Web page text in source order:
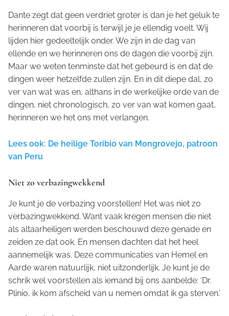
Dante zegt dat geen verdriet groter is dan je het geluk te
herinneren dat voorbij is terwijl je je ellendig voelt. Wij
lijden hier gedeeltelijk onder. We zijn in de dag van
ellende en we herinneren ons de dagen die voorbij zijn.
Maar we weten tenminste dat het gebeurd is en dat de
dingen weer hetzelfde zullen zijn. En in dit diepe dal, zo
ver van wat was en, althans in de werkelijke orde van de
dingen, niet chronologisch, zo ver van wat komen gaat,
herinneren we het ons met verlangen.
Lees ook: De heilige Toribio van Mongrovejo, patroon
van Peru
Niet zo verbazingwekkend
Je kunt je de verbazing voorstellen! Het was niet zo
verbazingwekkend. Want vaak kregen mensen die niet
als altaarheiligen werden beschouwd deze genade en
zeiden ze dat ook. En mensen dachten dat het heel
aannemelijk was. Deze communicaties van Hemel en
Aarde waren natuurlijk, niet uitzonderlijk. Je kunt je de
schrik wel voorstellen als iemand bij ons aanbelde: ‘Dr.
Plinio, ik kom afscheid van u nemen omdat ik ga sterven.’